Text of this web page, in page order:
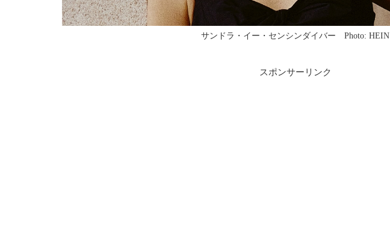
サンドラ・イー・センシンダイバー Photo: HEIN
スポンサーリンク